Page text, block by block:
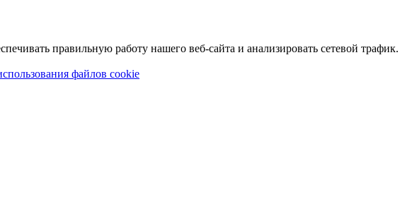
правильную работу нашего веб-сайта и анализировать сетевой трафик.
файлов cookie